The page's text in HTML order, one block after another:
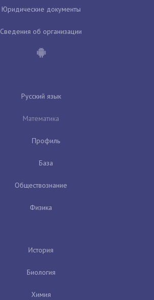
Юридические документы
Сведения об организации
Русский язык
Математика
Профиль
База
Обществознание
Физика
История
Биология
Химия